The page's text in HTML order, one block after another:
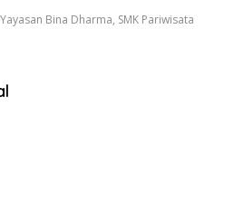
Bina Dharma, SMK Pariwisata